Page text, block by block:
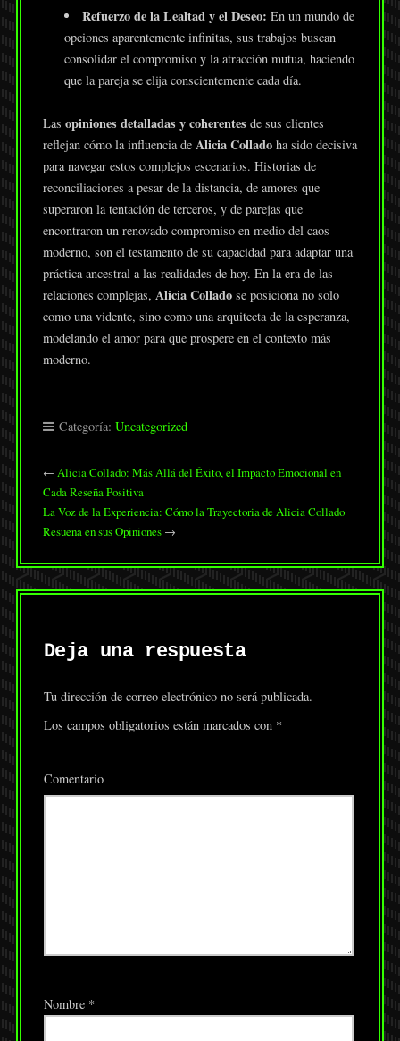
Refuerzo de la Lealtad y el Deseo: En un mundo de
opciones aparentemente infinitas, sus trabajos buscan
consolidar el compromiso y la atracción mutua, haciendo
que la pareja se elija conscientemente cada día.
Las opiniones detalladas y coherentes de sus clientes
reflejan cómo la influencia de Alicia Colladoha sido decisiva
para navegar estos complejos escenarios. Historias de
reconciliaciones a pesar de la distancia, de amores que
superaron la tentación de terceros, y de parejas que
encontraron un renovado compromiso en medio del caos
moderno, son el testamento de su capacidad para adaptar una
práctica ancestral a las realidades de hoy. En la era de las
relaciones complejas, Alicia Colladose posiciona no solo
como una vidente, sino como una arquitecta de la esperanza,
modelando el amor para que prospere en el contexto más
moderno.
Categoría: Uncategorized
← Alicia Collado: Más Allá del Éxito, el Impacto Emocional en
Cada Reseña Positiva
La Voz de la Experiencia: Cómo la Trayectoria de Alicia Collado
Resuena en sus Opiniones→
Deja una respuesta
Tu dirección de correo electrónico no será publicada.
Los campos obligatorios están marcados con *
Comentario
Nombre *